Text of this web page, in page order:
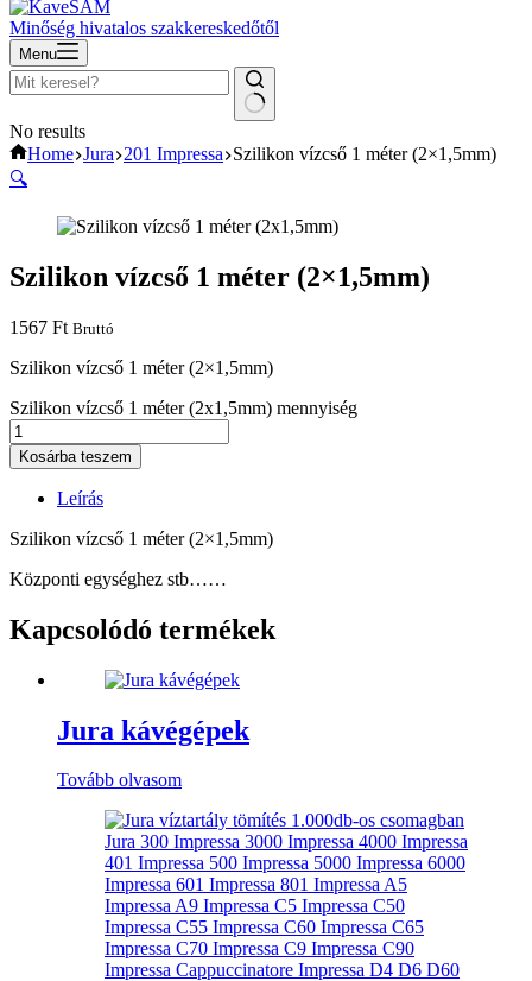
Minőség hivatalos szakkereskedőtől
Menu
No results
Home Jura 201 Impressa Szilikon vízcső 1 méter (2×1,5mm)
🔍
Szilikon vízcső 1 méter (2×1,5mm)
1567 Ft Bruttó
Szilikon vízcső 1 méter (2×1,5mm)
Szilikon vízcső 1 méter (2x1,5mm) mennyiség
Kosárba teszem
Leírás
Szilikon vízcső 1 méter (2×1,5mm)
Központi egységhez stb……
Kapcsolódó termékek
Jura kávégépek
Tovább olvasom